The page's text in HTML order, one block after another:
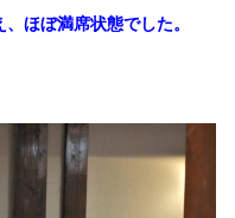
ほぼ満席状態でした。